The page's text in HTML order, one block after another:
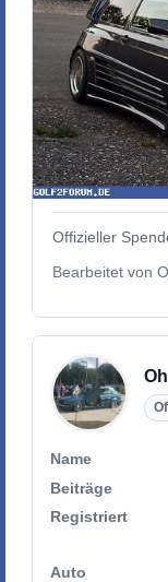
Offizieller
Bearbeitet von
Name
Beiträge
Registriert
Auto